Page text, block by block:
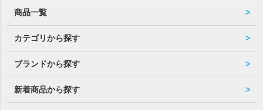
商品一覧
カテゴリから探す
ブランドから探す
新着商品から探す